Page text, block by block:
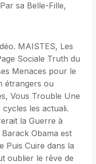
sa Belle-Fille,
MAISTES, Les
Sociale Truth du
Menaces pour le
étrangers ou
Vous Trouble Une
les actuali.
la Guerre à
Obama est
Puis Cuire dans la
oublier le rêve de